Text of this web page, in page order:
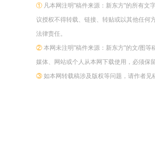
① 凡本网注明"稿件来源：新东方"的所有文
议授权不得转载、链接、转贴或以其他任何
法律责任。
② 本网未注明"稿件来源：新东方"的文/图
媒体、网站或个人从本网下载使用，必须保
③ 如本网转载稿涉及版权等问题，请作者见